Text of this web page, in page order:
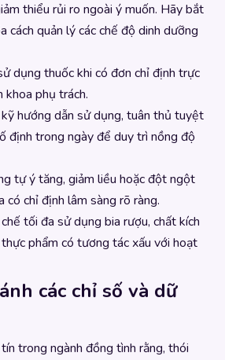
thiểu rủi ro ngoài ý muốn. Hãy bắt
cách quản lý các chế độ dinh dưỡng
dụng thuốc khi có đơn chỉ định trực
phụ trách.
hướng dẫn sử dụng, tuân thủ tuyệt
định trong ngày để duy trì nồng độ
tự ý tăng, giảm liều hoặc đột ngột
có chỉ định lâm sàng rõ ràng.
tối đa sử dụng bia rượu, chất kích
phẩm có tương tác xấu với hoạt
các chỉ số và dữ
trong ngành đồng tình rằng, thói